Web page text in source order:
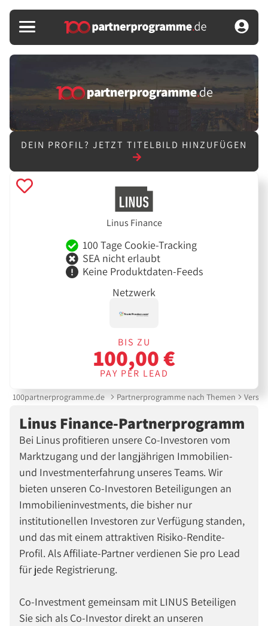
DEIN PROFIL? JETZT TITELBILD HINZUFÜGEN
Linus Finance
100 Tage Cookie-Tracking
SEA nicht erlaubt
Keine Produktdaten-Feeds
Netzwerk
BIS ZU
100,00 €
PAY PER LEAD
100partnerprogramme.de Partnerprogramme nach Themen
Linus Finance-Partnerprogramm
Bei Linus profitieren unsere Co-Investoren vom
Marktzugang und der langjährigen Immobilien-
und Investmenterfahrung unseres Teams. Wir
bieten unseren Co-Investoren Beteiligungen an
Immobilieninvestments, die bisher nur
institutionellen Investoren zur Verfügung standen,
und das mit einem attraktiven Risiko-Rendite-
Profil. Als Affiliate-Partner verdienen Sie pro Lead
für jede Registrierung.
Co-Investment gemeinsam mit LINUS Beteiligen
Sie sich als Co-Investor direkt an unseren